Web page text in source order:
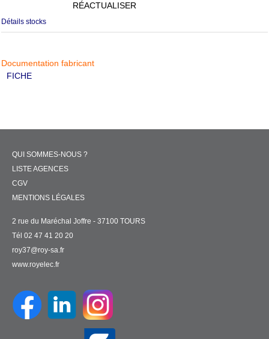
RÉACTUALISER
Détails stocks
Documentation fabricant
FICHE
QUI SOMMES-NOUS ?
LISTE AGENCES
CGV
MENTIONS LÉGALES
2 rue du Maréchal Joffre - 37100 TOURS
Tél 02 47 41 20 20
roy37@roy-sa.fr
www.royelec.fr